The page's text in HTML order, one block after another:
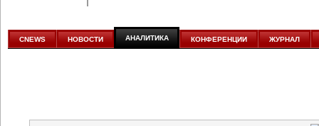
аналитике
CNEWS НОВОСТИ АНАЛИТИКА КОНФЕРЕНЦИИ ЖУРНАЛ